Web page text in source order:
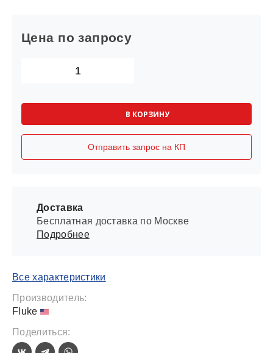
Все характеристики
Производитель:
Fluke
Поделиться:
Цена по запросу
В КОРЗИНУ
Отправить запрос на КП
Доставка
Бесплатная доставка по Москве
Подробнее